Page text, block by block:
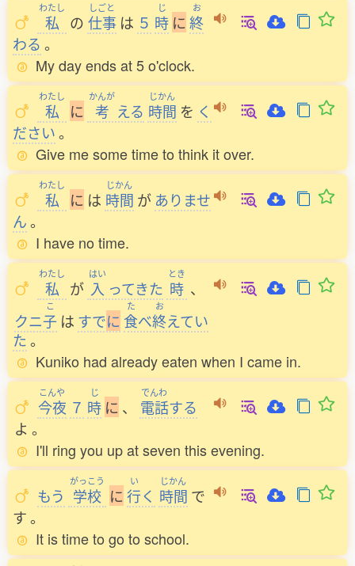
わたし
私 の
しごと
仕事 は ５
じ
時 に
お
終
わる 。
My day ends at 5 o'clock.
わたし
私 に
かんが
考 える
じかん
時間 を く
ださい。
Give me some time to think it over.
わたし
私 に は
じかん
時間 が ありませ
ん。
I have no time.
わたし
私 が
はい
入 ってきた
とき
時 、
クニ
こ
子 は すでに
た
食べ
お
終えてい
た。
Kuniko had already eaten when I came in.
こんや
今夜 ７
じ
時 に 、
でんわ
電話する
よ 。
I'll ring you up at seven this evening.
もう
がっこう
学校 に
い
行く
じかん
時間 で
す。
It is time to go to school.